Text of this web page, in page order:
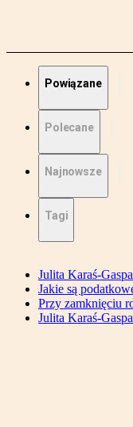
Powiązane
Polecane
Najnowsze
Tagi
Julita Karaś-
Jakie są
Przy zamknięciu
Julita Karaś-